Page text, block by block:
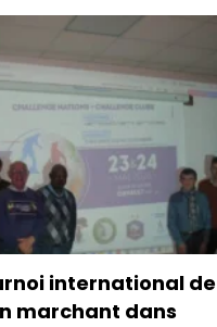
pour Antonelli